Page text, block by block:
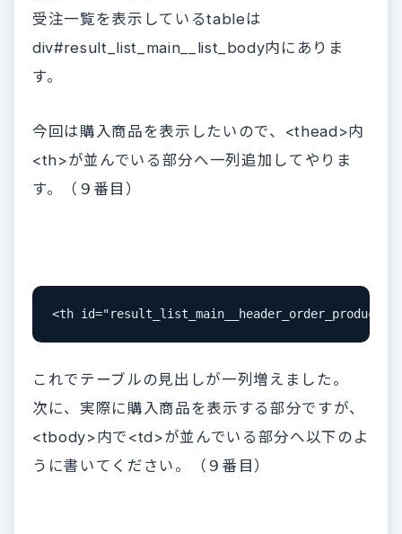
受注一覧を表示しているtableは
div#result_list_main__list_body内にありま
す。
今回は購入商品を表示したいので、<thead>内
<th>が並んでいる部分へ一列追加してやりま
す。（９番目）
<th id="result_list_main__header_order_products">
これでテーブルの見出しが一列増えました。
次に、実際に購入商品を表示する部分ですが、
<tbody>内で<td>が並んでいる部分へ以下のよ
うに書いてください。（９番目）